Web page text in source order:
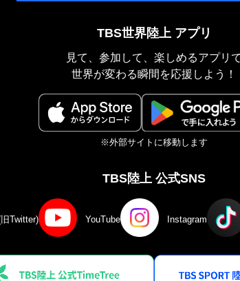
TBS世界陸上 アプリ
見て、参加して、楽しめるアプリ
世界が変わる瞬間を応援しよう！
※外部サイトに移動します
TBS陸上 公式SNS
Twitter) YouTube Instagram